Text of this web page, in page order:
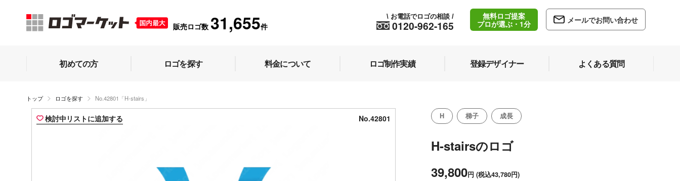
販売ロゴ数 31,655件 0120-962-165
\ お電話でロゴの相談 /
無料ロゴ提案
プロが選ぶ・1分
メールでお問い合わせ
初めての方 ロゴを探す 料金について ロゴ制作実績 登録デザイナー よくある質問
トップ ロゴを探す No.42801「H-stairs」
検討中リストに追加する No.42801 H 梯子 成長
H-stairsのロゴ
39,800円 (税込43,780円)